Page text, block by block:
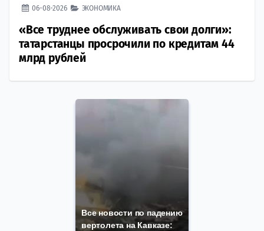
06-08-2026 ЭКОНОМИКА
«Все труднее обслуживать свои долги»:
татарстанцы просрочили по кредитам 44
млрд рублей
Все новости по падению
вертолета на Кавказе: